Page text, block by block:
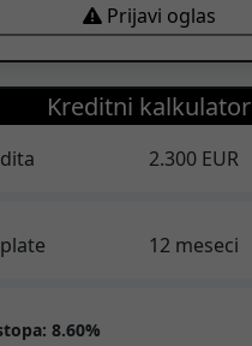
Prijavi oglas
Kreditni kalkulator
2.300 EUR
12 meseci
8.60%